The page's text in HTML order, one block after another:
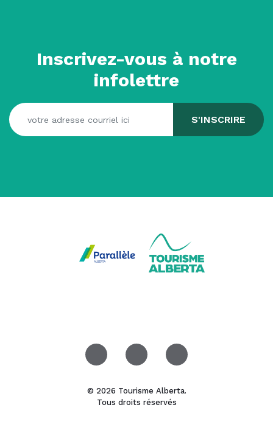
Inscrivez-vous à notre
infolettre
© 2026 Tourisme Alberta.
Tous droits réservés